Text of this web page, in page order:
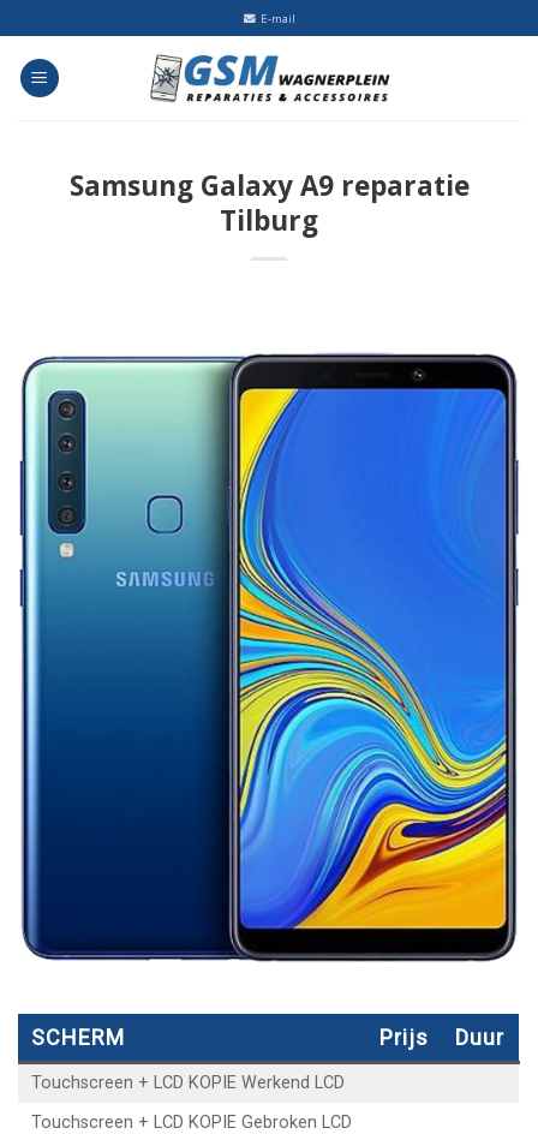
to
content
E-mail
Samsung Galaxy A9 reparatie
Tilburg
SCHERM Prijs Duur
Touchscreen + LCD KOPIE Werkend LCD
Touchscreen + LCD KOPIE Gebroken LCD